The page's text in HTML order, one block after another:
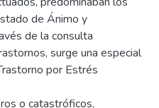
de Ánimo y
de la consulta
surge una especial
por Estrés
o catastróficos,